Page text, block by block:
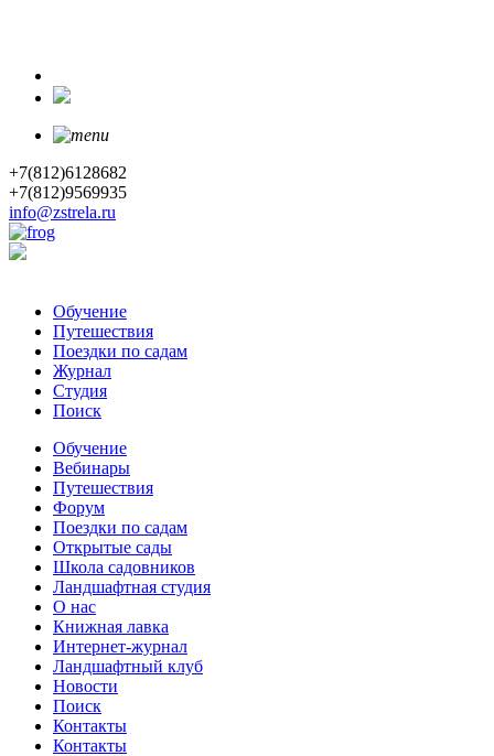
+7(812)6128682
+7(812)9569935
info@zstrela.ru
Обучение
Путешествия
Поездки по садам
Журнал
Студия
Поиск
Обучение
Вебинары
Путешествия
Форум
Поездки по садам
Открытые сады
Школа садовников
Ландшафтная студия
О нас
Книжная лавка
Интернет-журнал
Ландшафтный клуб
Новости
Поиск
Контакты
Контакты